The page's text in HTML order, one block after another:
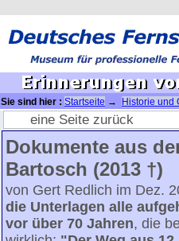
Sie sind hier : Startseite →
Historie und
Bartosch III Erbe→ Erinnerungen von G-
eine Seite zurück
Dokumente aus
Bartosch (2013 †)
von Gert Redlich im Dez.
die Unterlagen alle
vor über 70 Jahren, die